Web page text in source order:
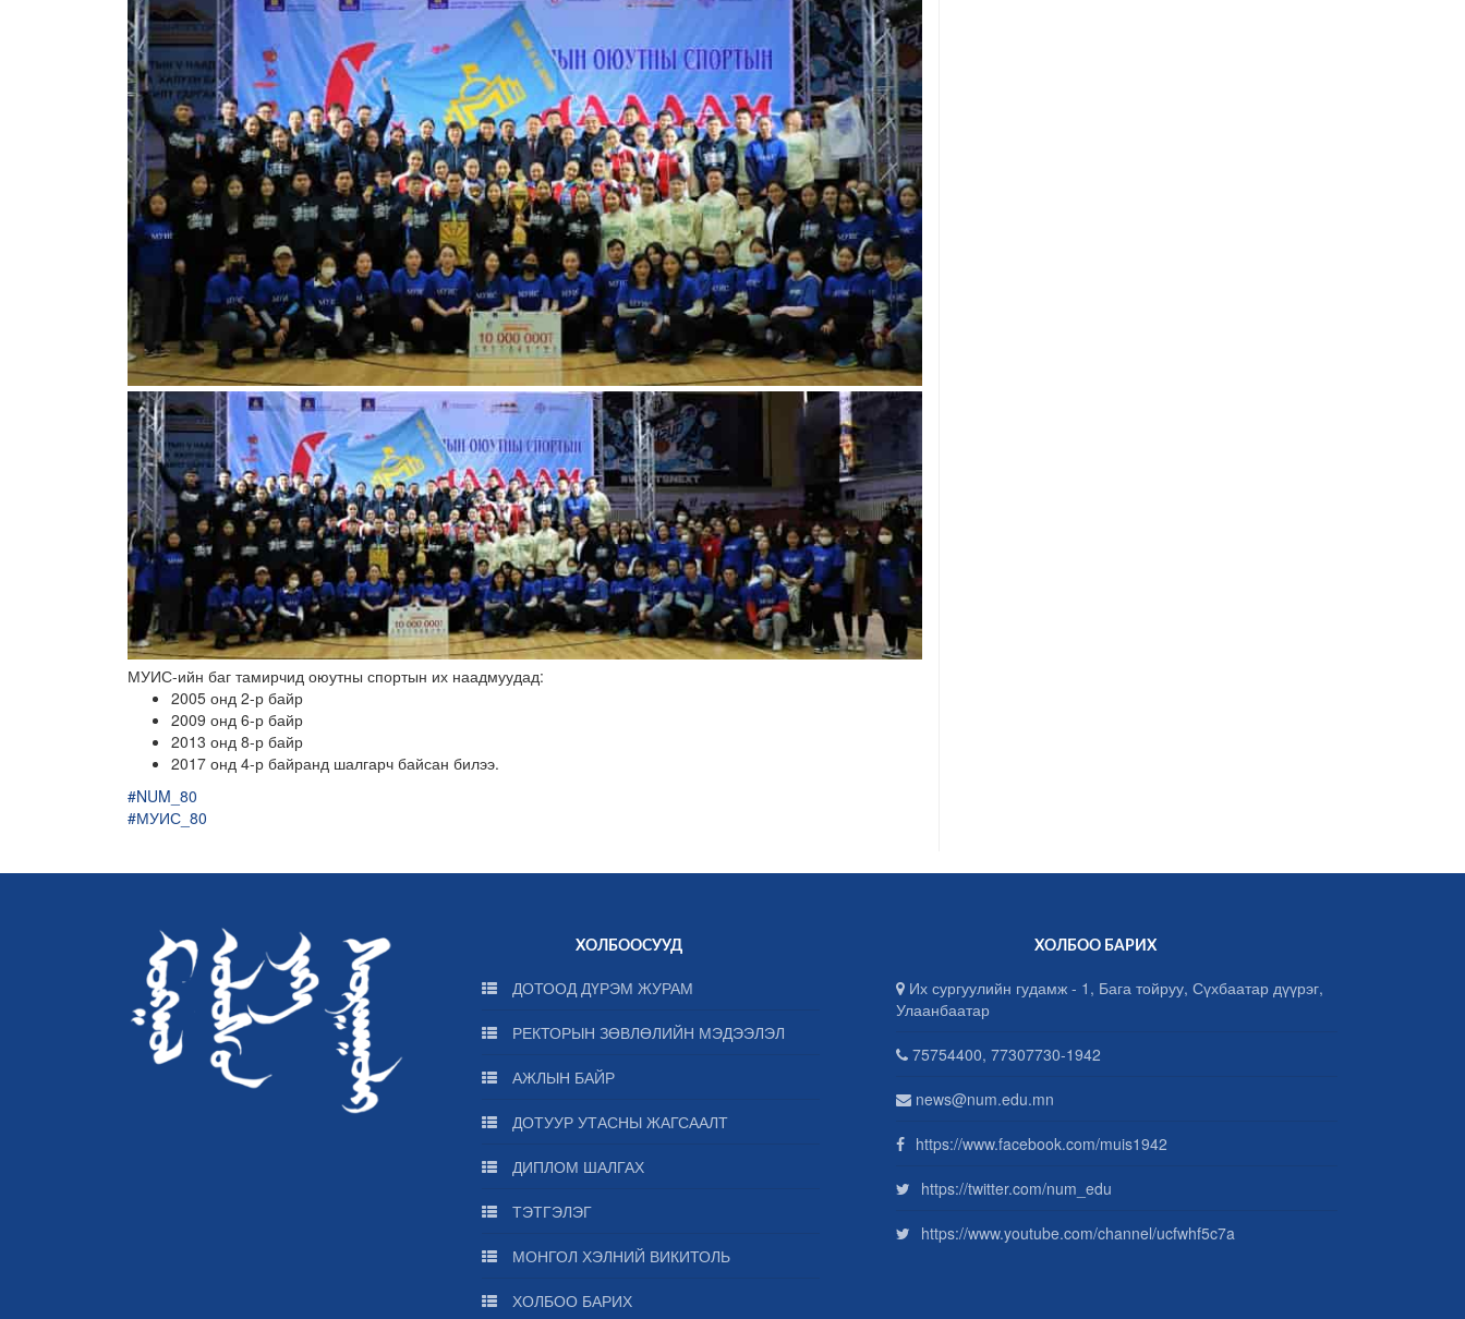
МУИС-ийн баг тамирчид оюутны спортын их наадмуудад:
2005 онд 2-р байр
2009 онд 6-р байр
2013 онд 8-р байр
2017 онд 4-р байранд шалгарч байсан билээ.
#NUM_80
#МУИС_80
ХОЛБООСУУД
ДОТООД ДҮРЭМ ЖУРАМ
РЕКТОРЫН ЗӨВЛӨЛИЙН МЭДЭЭЛЭЛ
АЖЛЫН БАЙР
ДОТУУР УТАСНЫ ЖАГСААЛТ
ДИПЛОМ ШАЛГАХ
ТЭТГЭЛЭГ
МОНГОЛ ХЭЛНИЙ ВИКИТОЛЬ
ХОЛБОО БАРИХ
ХОЛБОО БАРИХ
Их сургуулийн гудамж - 1, Бага тойруу, Сүхбаатар дүүрэг,
Улаанбаатар
75754400, 77307730-1942
news@num.edu.mn
https://www.facebook.com/muis1942
https://twitter.com/num_edu
https://www.youtube.com/channel/ucfwhf5c7a